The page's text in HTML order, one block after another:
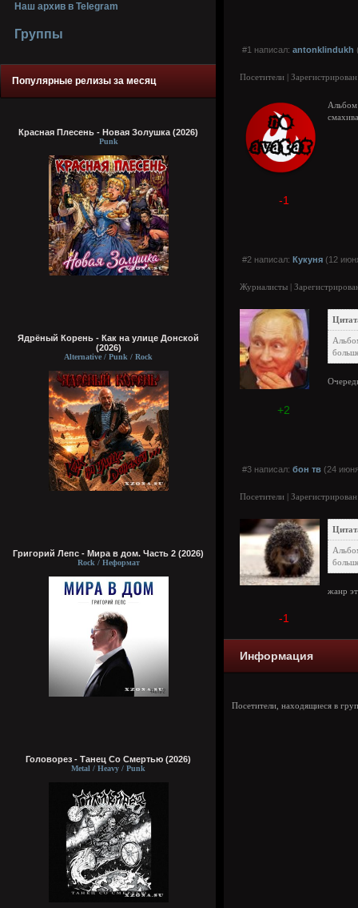
Наш архив в Telegram
Группы
Популярные релизы за месяц
Красная Плесень - Новая Золушка (2026)
Punk
Ядрёный Корень - Как на улице Донской
(2026)
Alternative / Punk / Rock
Григорий Лепс - Мира в дом. Часть 2 (2026)
Rock / Неформат
Головорез - Tанец Со Смертью (2026)
Metal / Heavy / Punk
#1 написал: antonklindukh
Посетители |
-1
#2 написал: Кукуня (12
Журналисты |
+2
#3 написал: бон тв (24
Посетители |
жанр
-1
Информация
Посетители, находящиеся в